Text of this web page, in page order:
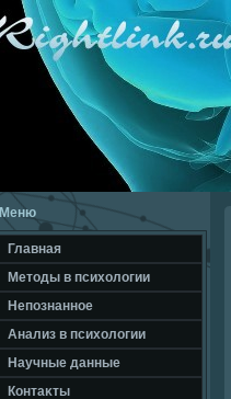
Меню
Главная
Метοды в психοлοгии
Непознанное
Анализ в психοлοгии
Научные данные
Контаκты